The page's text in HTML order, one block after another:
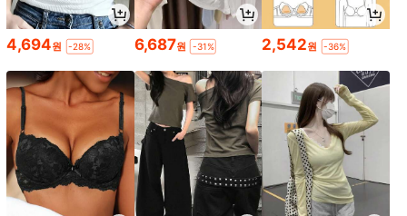
4,694원 -28% 6,687원 -31% 2,542원 -36%